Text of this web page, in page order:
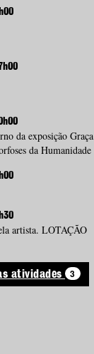
da exposição Graça
da Humanidade
artista. LOTAÇÃO
atividades 3